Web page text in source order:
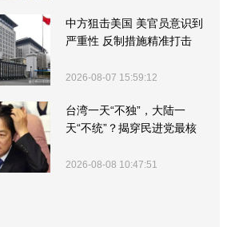
中方狙击美国 美官员意识到
严重性 反制措施精准打击
2026-08-07 15:59:12
台湾一天“不独”，大陆一
天“不统”？揭穿民进党最核
2026-08-08 10:47:51